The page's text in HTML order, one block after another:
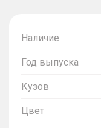
Наличие
Год выпуска
Кузов
Цвет